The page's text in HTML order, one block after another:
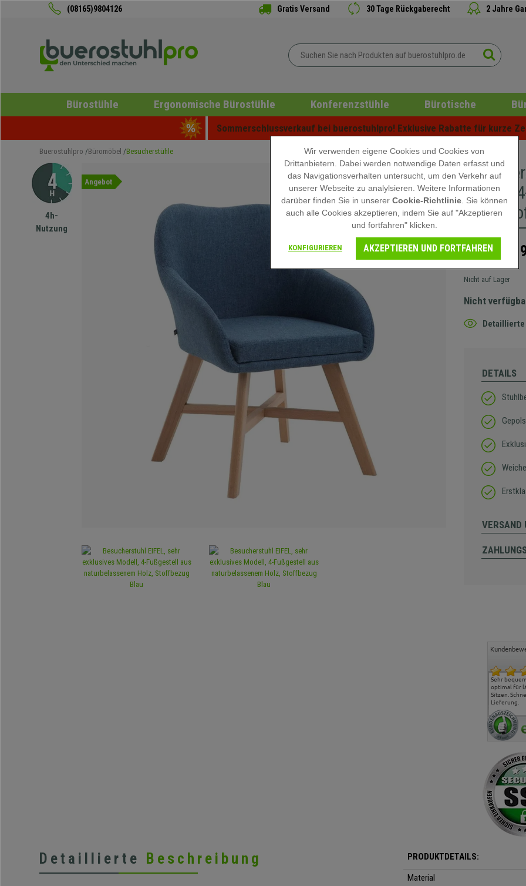
(08165)9804126 Gratis Versand 30 Tage Rückgaberecht 2 Jahre
Bürostühle Ergonomische Bürostühle Konferenzstühle Bürotische
Sommerschlussverkauf bei buerostuhlpro! Exklusive Rabatte für kurze
Buerostuhlpro Büromöbel Besucherstühle
4h-
Nutzung
Angebot
Modell,
Holz,
209,90 €
Nicht auf Lager
Nicht
Detaillierte
DETAILS
VERSAND
Sehr
optimal für
Sitzen.
Lieferung.
Detaillierte Beschreibung
PRODUKTDETAILS:
Material
Wir verwenden eigene Cookies und Cookies von
Drittanbietern. Dabei werden notwendige Daten erfasst und
das Navigationsverhalten untersucht, um den Verkehr auf
unserer Webseite zu analylsieren. Weitere Informationen
darüber finden Sie in unserer Cookie-Richtlinie. Sie können
auch alle Cookies akzeptieren, indem Sie auf "Akzeptieren
und fortfahren" klicken.
KONFIGURIEREN AKZEPTIEREN UND FORTFAHREN